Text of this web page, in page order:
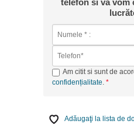
telefon si va vom
Am citit si sunt de
confidențialitate.
Adăugaţi la lista de